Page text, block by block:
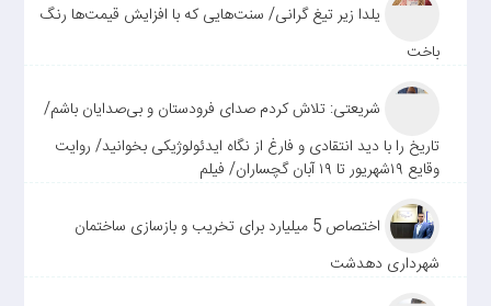
یلدا زیر تیغ گرانی/ سنت‌هایی که با افزایش قیمت‌ها رنگ
باخت
شریعتی: تلاش کردم صدای فرودستان و بی‌صدایان باشم/
تاریخ را با دید انتقادی و فارغ از نگاه ایدئولوژیکی بخوانید/ روایت
وقایع ۱۹شهریور تا ۱۹ آبان گچساران/ فیلم
اختصاص 5 میلیارد برای تخریب و بازسازی ساختمان
شهرداری دهدشت